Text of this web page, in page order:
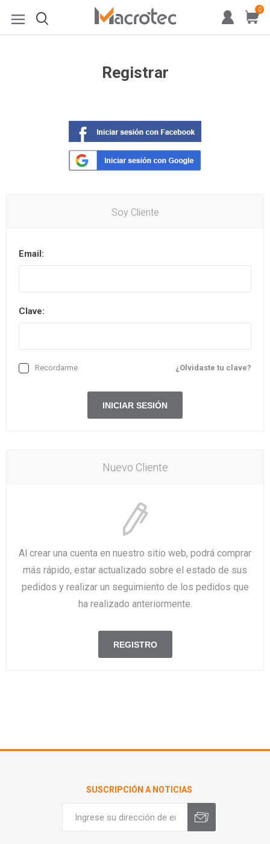
0
Registrar
Soy Cliente
Email:
Clave:
¿Olvidaste tu clave?
Recordarme
Nuevo Cliente
Al crear una cuenta en nuestro sitio web, podrá comprar
más rápido, estar actualizado sobre el estado de sus
pedidos y realizar un seguimiento de los pedidos que
ha realizado anteriormente.
SUSCRIPCIÓN A NOTICIAS